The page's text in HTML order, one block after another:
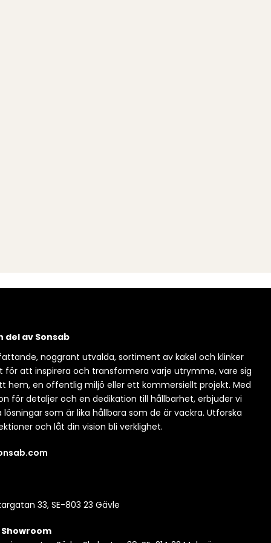
del av Sonsab
noggrant utvalda, sortiment av kakel och klinker
för att inspirera och transformera varje utrymme, vare sig
hem, en offentlig miljö eller ett kommersiellt projekt. Med
för detaljer och en dedikation till hållbarhet, erbjuder vi
lösningar som är lika hållbara som de är vackra. Utforska
och låt din vision bli verklighet.
33, SE-803 23 Gävle